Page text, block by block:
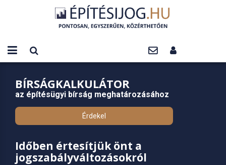
BÍRSÁGKALKULÁTOR
az építésügyi bírság meghatározásához
Érdekel
Időben értesítjük önt a
jogszabályváltozásokról